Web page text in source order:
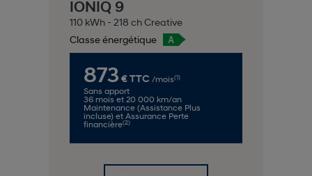
IONIQ 9
110 kWh - 218 ch Creative
Classe énergétique
873 € TTC /mois(1)
Sans apport
36 mois et 20 000 km/an
Maintenance (Assistance Plus
incluse) et Assurance Perte
financière(2)